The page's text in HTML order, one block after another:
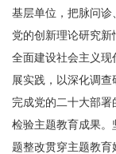
基层单位，把脉问诊
党的创新理论研究
全面建设社会主义
展实践，以深化调查
完成党的二十大部
检验主题教育成果。
题整改贯穿主题教